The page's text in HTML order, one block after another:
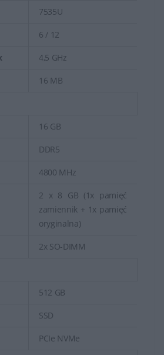
7535U
6 / 12
4,5 GHz
16 MB
16 GB
DDR5
4800 MHz
2 x 8 GB (1x pamięć
zamiennik + 1x pamięć
oryginalna)
2x SO-DIMM
512 GB
SSD
PCIe NVMe